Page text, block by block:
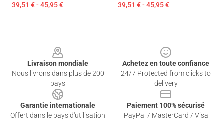
39,51 € - 45,95 € 39,51 € - 45,95 €
Livraison mondiale
Nous livrons dans plus de 200
pays
Achetez en toute confiance
24/7 Protected from clicks to
delivery
Garantie internationale
Offert dans le pays d'utilisation
Paiement 100% sécurisé
PayPal / MasterCard / Visa